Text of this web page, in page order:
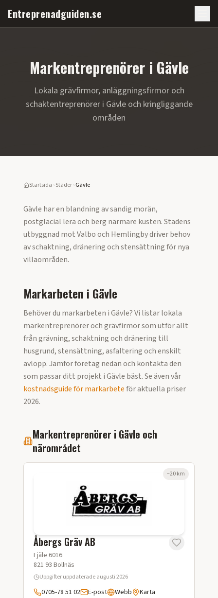
Entreprenadguiden.se
Markentreprenörer i Gävle
Lokala grävfirmor, anläggningsfirmor och
schaktentreprenörer i Gävleoch kringliggande
områden
Startsida ›Städer›Gävle
Gävle har en blandning av sandig morän,
postglacial lera och berg närmare kusten. Stadens
utbyggnad mot Valbo och Hemlingby driver behov
av schaktning, dränering och stensättning för nya
villaområden.
Markarbeten i Gävle
Behöver du markarbeten iGävle? Vi listar lokala
markentreprenörer och grävfirmor som utför allt
från grävning, schaktning och dränering till
husgrund, stensättning, asfaltering och enskilt
avlopp. Jämför företag nedan och kontakta den
som passar ditt projekt iGävle bäst. Se även vår
kostnadsguide för markarbeteför aktuella priser
2026.
Markentreprenörer i Gävle och
närområdet
Åbergs Gräv AB
Fjäle 6016
821 93 Bollnäs
Uppgifter uppdateradeaugusti 2026
0705-78 51 02 E-post Webb Karta
~20km